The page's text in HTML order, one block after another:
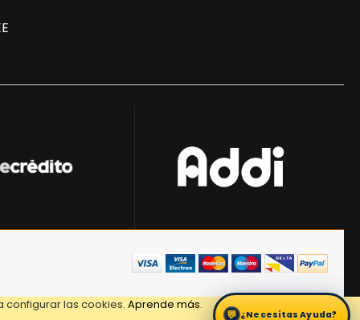
configurar las cookies. Aprende más.
💬 ¿Necesitas Ayuda?